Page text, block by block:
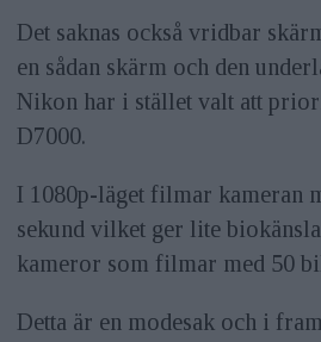
Det saknas också vridbar
en sådan skärm och den
Nikon har i stället valt att
D7000.
I 1080p-läget filmar kameran
sekund vilket ger lite
kameror som filmar med 50
Detta är en modesak och i